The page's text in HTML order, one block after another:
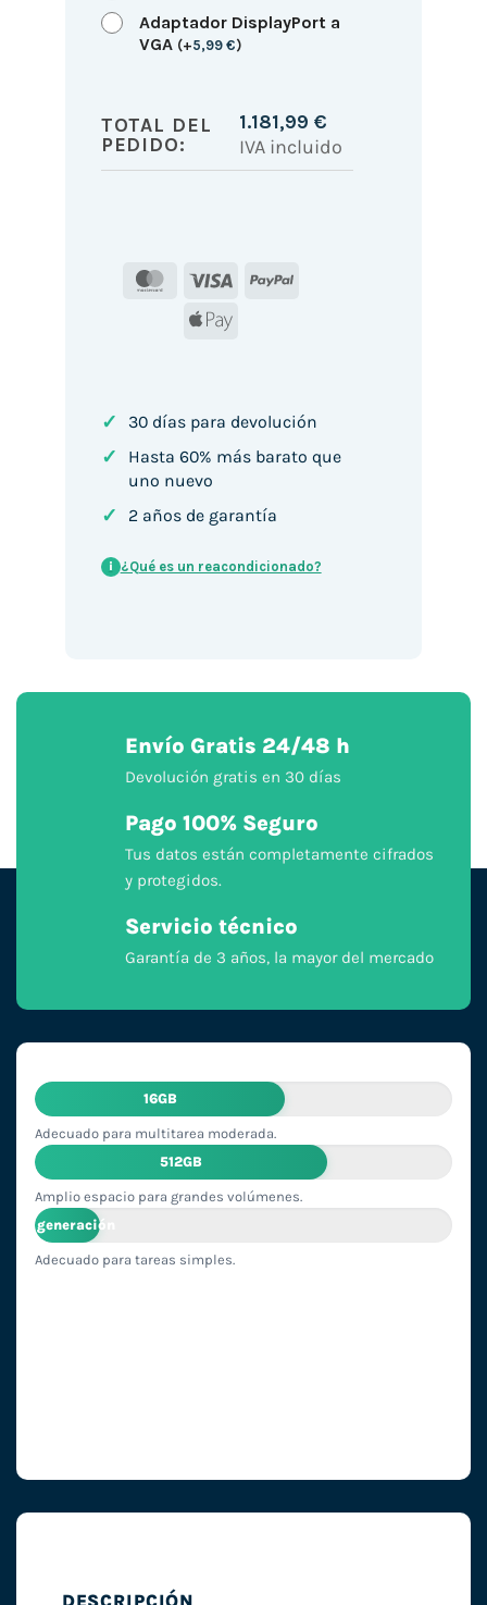
Adaptador DisplayPort a
VGA (+5,99 €)
TOTAL DEL
PEDIDO:
1.181,99 €
IVA incluido
MasterCard
Visa
PayPal
Apple
✓ 30 días para devolución
✓
Hasta 60% más barato que
uno nuevo
✓ 2 años de garantía
i ¿Qué es un reacondicionado?
Envío Gratis 24/48 h
Devolución gratis en 30 días
Pago 100% Seguro
Tus datos están completamente cifrados
y protegidos.
Servicio técnico
Garantía de 3 años, la mayor del mercado
16GB
Adecuado para multitarea moderada.
512GB
Amplio espacio para grandes volúmenes.
1ª generación
Adecuado para tareas simples.